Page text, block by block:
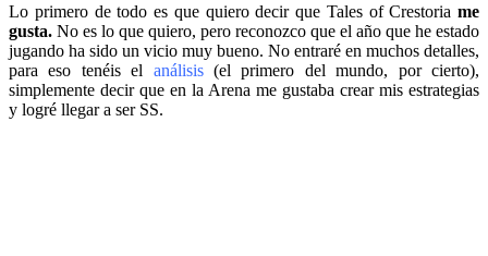
Lo primero de todo es que quiero decir que Tales of Crestoria me
gusta. No es lo que quiero, pero reconozco que el año que he estado
jugando ha sido un vicio muy bueno. No entraré en muchos detalles,
para eso tenéis el análisis(el primero del mundo, por cierto),
simplemente decir que en la Arena me gustaba crear mis estrategias
y logré llegar a ser SS.